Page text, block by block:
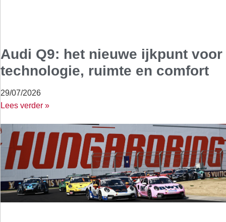
Audi Q9: het nieuwe ijkpunt voor
technologie, ruimte en comfort
29/07/2026
Lees verder »